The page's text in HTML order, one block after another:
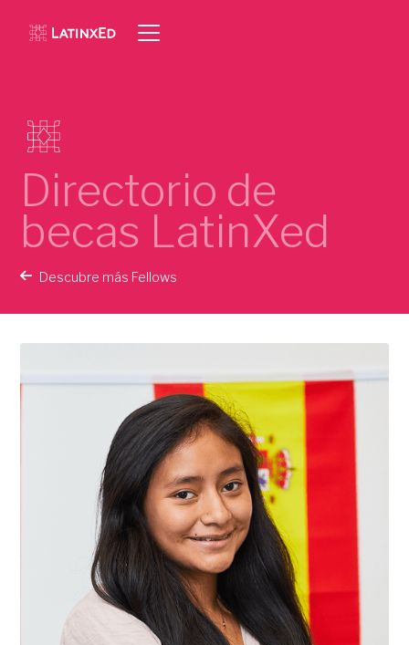
Directorio de
becas LatinXed
Descubre más Fellows